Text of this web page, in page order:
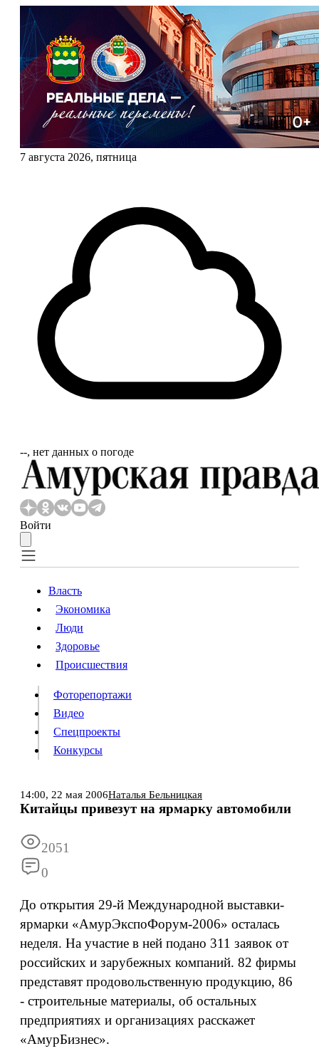
7 августа 2026, пятница
‐‐, нет данных о погоде
Войти
Власть
Происшествия
Видео
Конкурсы
Информация
Власть
Экономика
Люди
Здоровье
Происшествия
Фоторепортажи
Видео
Спецпроекты
Конкурсы
14:00, 22 мая 2006Наталья Бельницкая
Китайцы привезут на ярмарку автомобили
2051
0
До открытия 29-й Международной выставки-
ярмарки «АмурЭкспоФорум-2006» осталась
неделя. На участие в ней подано 311 заявок от
российских и зарубежных компаний. 82 фирмы
представят продовольственную продукцию, 86
- строительные материалы, об остальных
предприятиях и организациях расскажет
«АмурБизнес».